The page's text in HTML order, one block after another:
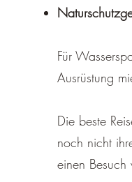
Für
Ausrüstung
Die beste
noch nicht
einen